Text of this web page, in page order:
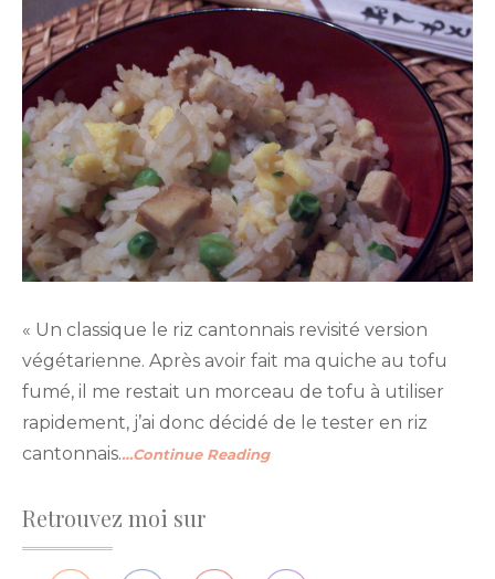
« Un classique le riz cantonnais revisité version
végétarienne. Après avoir fait ma quiche au tofu
fumé, il me restait un morceau de tofu à utiliser
rapidement, j’ai donc décidé de le tester en riz
cantonnais.…Continue Reading
Retrouvez moi sur